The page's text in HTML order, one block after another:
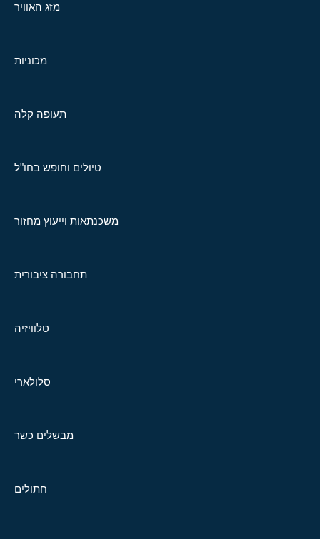
מזג האוויר
מכוניות
תעופה קלה
טיולים וחופש בחו"ל
משכנתאות וייעוץ מחזור
תחבורה ציבורית
טלוויזיה
סלולארי
מבשלים כשר
חתולים